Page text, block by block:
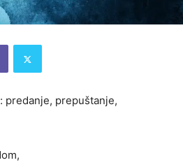
: predanje, prepuštanje,